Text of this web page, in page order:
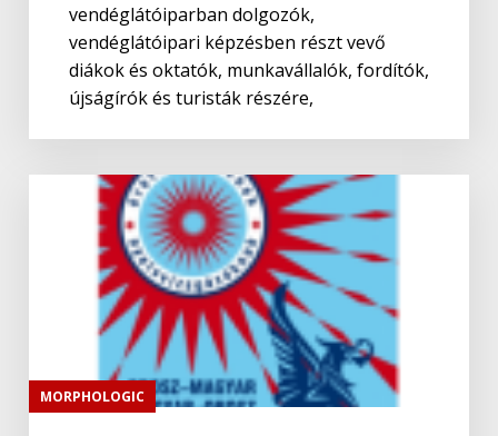
vendéglátóiparban dolgozók,
vendéglátóipari képzésben részt vevő
diákok és oktatók, munkavállalók, fordítók,
újságírók és turisták részére,
MORPHOLOGIC